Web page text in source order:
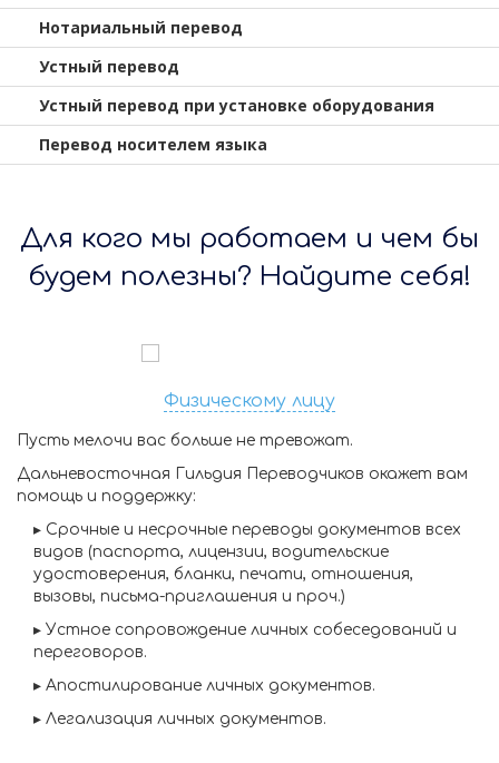
Нотариальный перевод
Устный перевод
Устный перевод при установке оборудования
Перевод носителем языка
Для кого мы работаем и чем бы
будем полезны? Найдите себя!
Физическому лицу
Пусть мелочи вас больше не тревожат.
Дальневосточная Гильдия Переводчиков окажет вам
помощь и поддержку:
▸ Срочные и несрочные переводы документов всех
видов (паспорта, лицензии, водительские
удостоверения, бланки, печати, отношения,
вызовы, письма-приглашения и проч.)
▸ Устное сопровождение личных собеседований и
переговоров.
▸ Апостилирование личных документов.
▸ Легализация личных документов.